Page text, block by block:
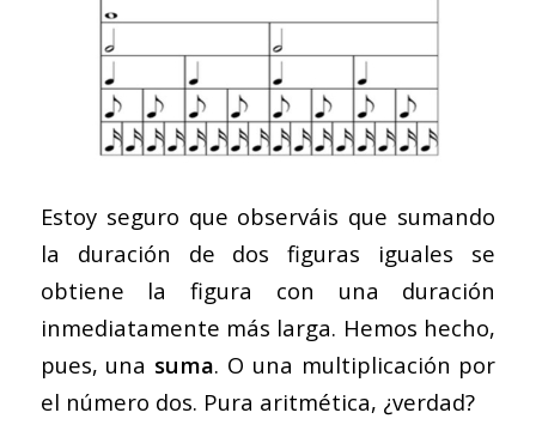
Estoy seguro que observáis que sumando
la duración de dos figuras iguales se
obtiene la figura con una duración
inmediatamente más larga. Hemos hecho,
pues, una suma. O una multiplicación por
el número dos. Pura aritmética, ¿verdad?